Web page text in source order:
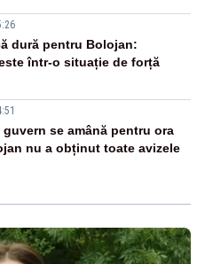
dură pentru Bolojan:
într-o situație de forță
guvern se amână pentru ora
nu a obținut toate avizele